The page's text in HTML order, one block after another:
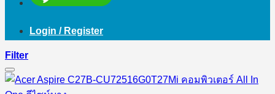
Login / Register
Filter